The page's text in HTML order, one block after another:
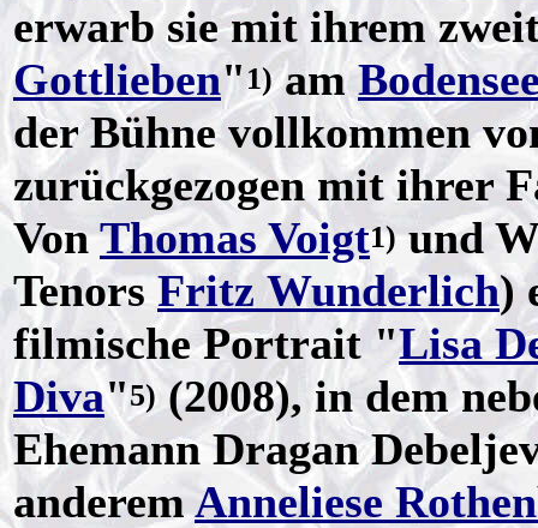
erwarb sie mit ihrem
Gottlieben" 1)am
der Bühne vollkommen
zurückgezogen mit ihrer
VonThomas Voigt1)und
TenorsFritz Wunderlich)
filmische Portrait "Lisa
Diva"5)(2008), in dem
Ehemann Dragan
anderem Anneliese